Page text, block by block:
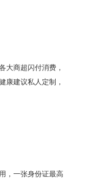
大商超闪付消费，
康建议私人定制，
，一张身份证最高